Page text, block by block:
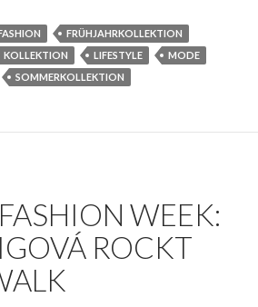
FRÜHJAHRKOLLEKTION
KOLLEKTION LIFESTYLE
MODE
SOMMERKOLLEKTION
WEEK:
ROCKT